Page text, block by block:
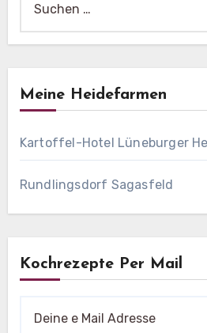
nach:
Meine Heidefarmen
Kartoffel-Hotel Lüneburger
Rundlingsdorf Sagasfeld
Kochrezepte Per Mail